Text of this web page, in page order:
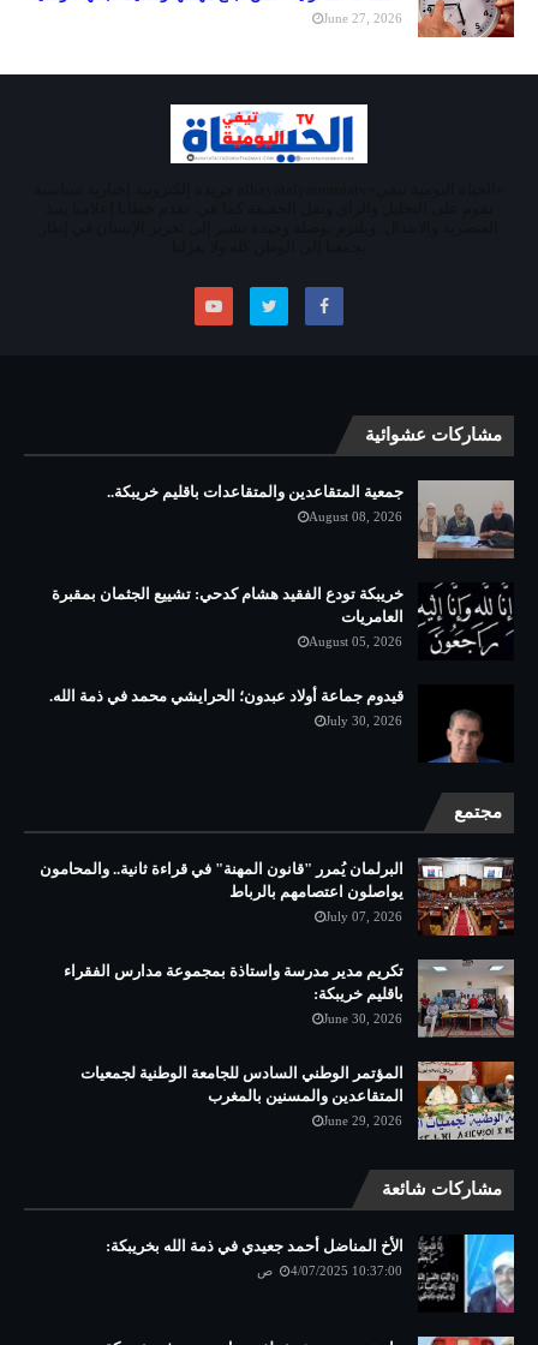
June 27, 2026
مشاركات عشوائية
جمعية المتقاعدين والمتقاعدات باقليم خريبكة..
August 08, 2026
خريبكة تودع الفقيد هشام كدحي: تشييع الجثمان بمقبرة
العامريات
August 05, 2026
قيدوم جماعة أولاد عبدون؛ الحرايشي محمد في ذمة الله.
July 30, 2026
مجتمع
البرلمان يُمرر "قانون المهنة" في قراءة ثانية.. والمحامون
يواصلون اعتصامهم بالرباط
July 07, 2026
تكريم مدير مدرسة واستاذة بمجموعة مدارس الفقراء
باقليم خريبكة:
June 30, 2026
المؤتمر الوطني السادس للجامعة الوطنية لجمعيات
المتقاعدين والمسنين بالمغرب
June 29, 2026
مشاركات شائعة
الأخ المناضل أحمد جعيدي في ذمة الله بخريبكة:
4/07/2025 10:37:00 ص